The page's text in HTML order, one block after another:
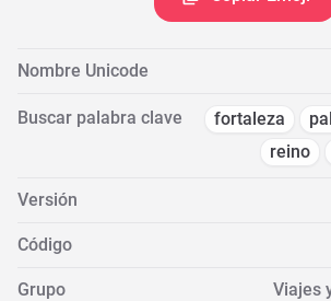
Nombre Unicode
Buscar palabra clave fortaleza
reino
Versión
Código
Grupo Viajes